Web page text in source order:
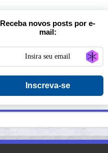
Receba novos posts por e-
mail:
Inscreva-se